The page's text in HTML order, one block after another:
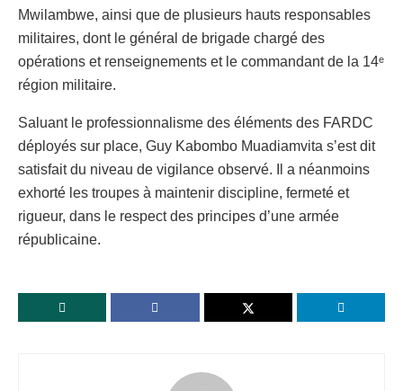
Mwilambwe, ainsi que de plusieurs hauts responsables
militaires, dont le général de brigade chargé des
opérations et renseignements et le commandant de la 14ᵉ
région militaire.
Saluant le professionnalisme des éléments des FARDC
déployés sur place, Guy Kabombo Muadiamvita s’est dit
satisfait du niveau de vigilance observé. Il a néanmoins
exhorté les troupes à maintenir discipline, fermeté et
rigueur, dans le respect des principes d’une armée
républicaine.